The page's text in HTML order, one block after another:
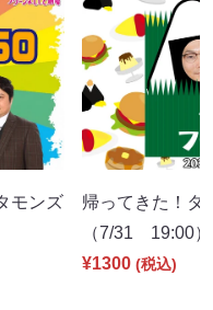
モンズ
帰ってきた！タ
（7/31 19:00）
¥1300 (税込)